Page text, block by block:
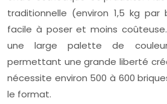
traditionnelle (environ 1,5 kg par
facile à poser et moins
une large palette de
permettant une grande liberté
nécessite environ 500 à 600
le format.